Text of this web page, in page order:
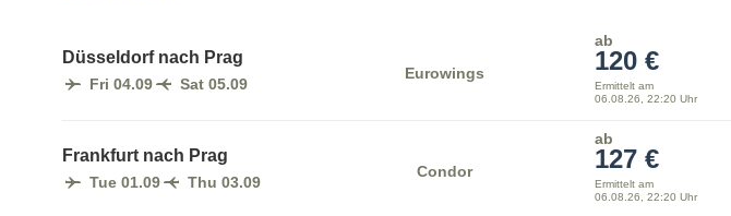
Düsseldorf nach Prag
Fri 04.09 Sat 05.09
Eurowings
ab
120 €
Ermittelt am
06.08.26, 22:20 Uhr
Frankfurt nach Prag
Tue 01.09 Thu 03.09
Condor
ab
127 €
Ermittelt am
06.08.26, 22:20 Uhr